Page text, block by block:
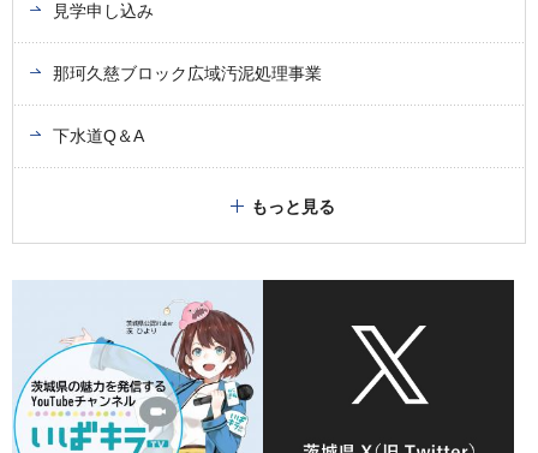
見学申し込み
那珂久慈ブロック広域汚泥処理事業
下水道Q＆A
もっと見る